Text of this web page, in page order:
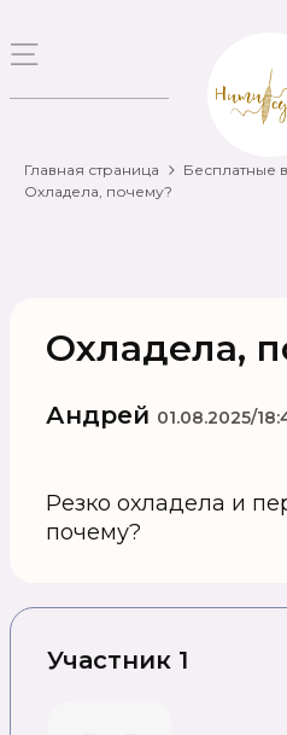
Главная страница Бесплатные
Охладела, почему?
Охладела,
Андрей 01.08.2025/
Резко охладела и
почему?
Участник 1